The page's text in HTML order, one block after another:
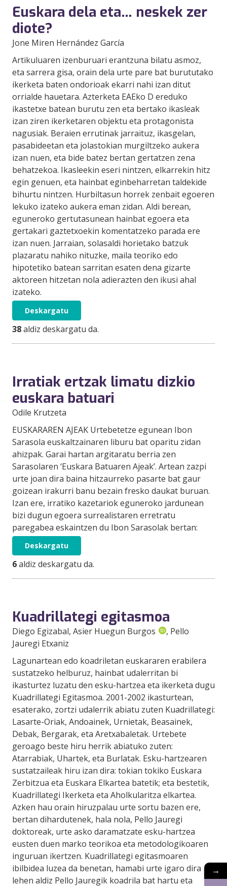
Euskara dela eta… neskek zer
diote?
Jone Miren Hernández García
Artikuluaren izenburuari erantzuna bilatu asmoz,
eta sarrera gisa, orain dela urte pare bat burututako
ikerketa baten ondorioak ekarri nahi izan ditut
orrialde hauetara. Azterketa EAEko D ereduko
ikastetxe batean burutu zen eta bertako ikasleak
izan ziren ikerketaren objektu eta protagonista
nagusiak. Beraien errutinak jarraituz, ikasgelan,
pasabideetan eta jolastokian murgiltzeko aukera
izan nuen, eta bide batez bertan gertatzen zena
behatzekoa. Ikasleekin eseri nintzen, elkarrekin hitz
egin genuen, eta hainbat eginbeharretan taldekide
bihurtu nintzen. Hurbiltasun horrek zenbait egoeren
lekuko izateko aukera eman zidan. Aldi berean,
eguneroko gertutasunean hainbat egoera eta
gertakari gaztetxoekin komentatzeko parada ere
izan nuen. Jarraian, solasaldi horietako batzuk
plazaratu nahiko nituzke, maila teoriko edo
hipotetiko batean sarritan esaten dena gizarte
aktoreen hitzetan nola adierazten den ikusi ahal
izateko.
Deskargatu
38aldiz deskargatu da.
Irratiak ertzak limatu dizkio
euskara batuari
Odile Krutzeta
EUSKARAREN AJEAK Urtebetetze egunean Ibon
Sarasola euskaltzainaren liburu bat oparitu zidan
ahizpak. Garai hartan argitaratu berria zen
Sarasolaren ‘Euskara Batuaren Ajeak’. Artean zazpi
urte joan dira baina hitzaurreko pasarte bat gaur
goizean irakurri banu bezain fresko daukat buruan.
Izan ere, irratiko kazetariok eguneroko jardunean
bizi dugun egoera surrealistaren erretratu
paregabea eskaintzen du Ibon Sarasolak bertan:
Deskargatu
6aldiz deskargatu da.
Kuadrillategi egitasmoa
Diego Egizabal, Asier Huegun Burgos
, Pello
Jauregi Etxaniz
Lagunartean edo koadriletan euskararen erabilera
sustatzeko helburuz, hainbat udalerritan bi
ikasturtez luzatu den esku-hartzea eta ikerketa dugu
Kuadrillategi Egitasmoa. 2001-2002 ikasturtean,
esaterako, zortzi udalerrik abiatu zuten Kuadrillategi:
Lasarte-Oriak, Andoainek, Urnietak, Beasainek,
Debak, Bergarak, eta Aretxabaletak. Urtebete
geroago beste hiru herrik abiatuko zuten:
Atarrabiak, Uhartek, eta Burlatak. Esku-hartzearen
sustatzaileak hiru izan dira: tokian tokiko Euskara
Zerbitzua eta Euskara Elkartea batetik; eta bestetik,
Kuadrillategi Ikerketa eta Aholkularitza elkartea.
Azken hau orain hiruzpalau urte sortu bazen ere,
bertan dihardutenek, hala nola, Pello Jauregi
doktoreak, urte asko daramatzate esku-hartzea
eusten duen marko teorikoa eta metodologikoaren
inguruan ikertzen. Kuadrillategi egitasmoaren
ibilbidea luzea da benetan, hamabi urte igaro dira
lehen aldiz Pello Jauregik koadrila bat hartu eta
→